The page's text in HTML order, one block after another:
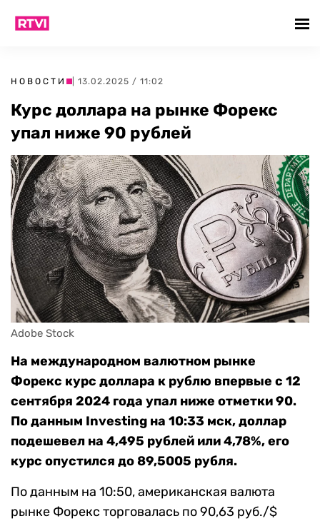
НОВОСТИ | 13.02.2025 / 11:02
Курс доллара на рынке Форекс
упал ниже 90 рублей
Adobe Stock
На международном валютном рынке
Форекс курс доллара к рублю впервые с 12
сентября 2024 года упал ниже отметки 90.
По данным Investing на 10:33 мск, доллар
подешевел на 4,495 рублей или 4,78%, его
курс опустился до 89,5005 рубля.
По данным на 10:50, американская валюта
рынке Форекс торговалась по 90,63 руб./$